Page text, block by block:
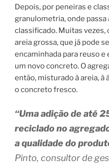
Depois, por peneiras e
granulometria, onde passa
classificado. Muitas
areia grossa, que já pode
encaminhada para reuso e
um novo concreto. O
então, misturado à areia, à
o concreto fresco.
“Uma adição de até
reciclado no
a qualidade do
Pinto, consultor de